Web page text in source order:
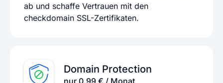
ab und schaffe Vertrauen mit den
checkdomain SSL-Zertifikaten.
Domain Protection